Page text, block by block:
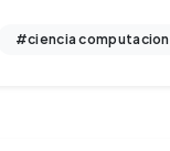
#ciencia computacion